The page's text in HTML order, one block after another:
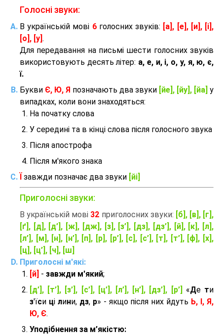
Голосні звуки:
В українській мові 6голосних звуків:
[а], [е], [и], [і],
[о], [у] .
Для передавання на письмі шести голосних звуків
використовують десять літер: а, е, и, і, о, у, я, ю, є,
ї.
Букви Є, Ю, Я позначають два звуки [йе], [йу], [йа] у
випадках, коли вони знаходяться:
На початку слова
У середині та в кінці слова після голосного звука
Після апострофа
Після м'якого знака
завжди позначає два звуки [йі]
Приголосні звуки:
В українській мові 32 приголосних звуки: [б], [в], [г],
[ґ], [д], [д’], [ж], [дж], [з], [з’], [дз], [дз’], [й], [к], [л],
[л’], [м], [н], [н’], [п], [р], [р’], [с], [с’], [т], [т’], [ф], [х],
[ц], [ц’], [ч], [ш]
Приголосні м'які:
[й] - завжди м'який;
[д’], [т’], [з’], [с’], [ц’], [л’], [н’], [дз’], [р’]
«Де ти
з'їси ці лини, дз, р» - якщо після них йдуть Ь, І, Я,
Ю, Є.
Уподібнення за м’якістю: